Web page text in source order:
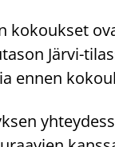
kokoukset
Järvi-
ennen